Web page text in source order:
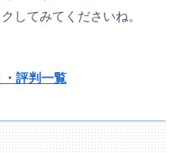
してみてくださいね。
評判一覧